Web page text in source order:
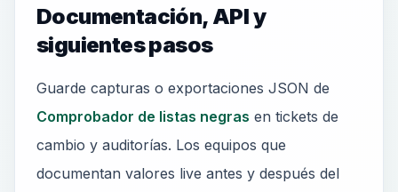
Documentación, API y
siguientes pasos
Guarde capturas o exportaciones JSON de
Comprobador de listas negras en tickets de
cambio y auditorías. Los equipos que
documentan valores live antes y después del